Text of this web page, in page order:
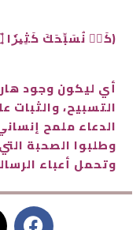
﴿كَيۡ نُسَبِّحَكَ كَثِيرٗا ۝ وَنَذۡكُرَكَ كَثِيرًا﴾
أي ليكون وجود
التسبيح، والثبات
الدعاء ملمح
وطلبوا الصحبة
وتحمل أعباء
W